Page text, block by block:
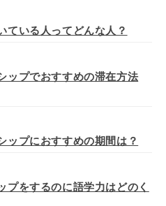
ている人ってどんな人？
ップでおすすめの滞在方法
ップにおすすめの期間は？
プをするのに語学力はどのく